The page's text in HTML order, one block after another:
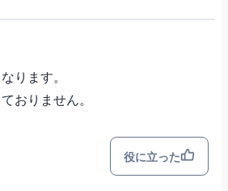
ります。
おりません。
役に立った